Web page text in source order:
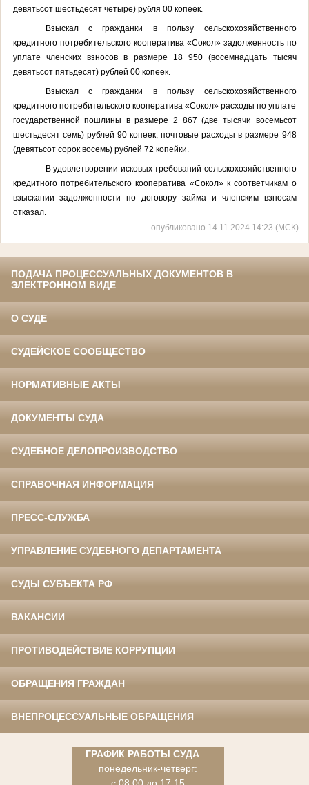
девятьсот шестьдесят четыре) рубля 00 копеек.
Взыскал с гражданки в пользу сельскохозяйственного
кредитного потребительского кооператива «Сокол» задолженность по
уплате членских взносов в размере 18 950 (восемнадцать тысяч
девятьсот пятьдесят) рублей 00 копеек.
Взыскал с гражданки в пользу сельскохозяйственного
кредитного потребительского кооператива «Сокол» расходы по уплате
государственной пошлины в размере 2 867 (две тысячи восемьсот
шестьдесят семь) рублей 90 копеек, почтовые расходы в размере 948
(девятьсот сорок восемь) рублей 72 копейки.
В удовлетворении исковых требований сельскохозяйственного
кредитного потребительского кооператива «Сокол» к соответчикам о
взыскании задолженности по договору займа и членским взносам
отказал.
опубликовано 14.11.2024 14:23 (МСК)
ПОДАЧА ПРОЦЕССУАЛЬНЫХ ДОКУМЕНТОВ В
ЭЛЕКТРОННОМ ВИДЕ
О СУДЕ
СУДЕЙСКОЕ СООБЩЕСТВО
НОРМАТИВНЫЕ АКТЫ
ДОКУМЕНТЫ СУДА
СУДЕБНОЕ ДЕЛОПРОИЗВОДСТВО
СПРАВОЧНАЯ ИНФОРМАЦИЯ
ПРЕСС-СЛУЖБА
УПРАВЛЕНИЕ СУДЕБНОГО ДЕПАРТАМЕНТА
СУДЫ СУБЪЕКТА РФ
ВАКАНСИИ
ПРОТИВОДЕЙСТВИЕ КОРРУПЦИИ
ОБРАЩЕНИЯ ГРАЖДАН
ВНЕПРОЦЕССУАЛЬНЫЕ ОБРАЩЕНИЯ
ГРАФИК РАБОТЫ СУДА
понедельник-четверг: